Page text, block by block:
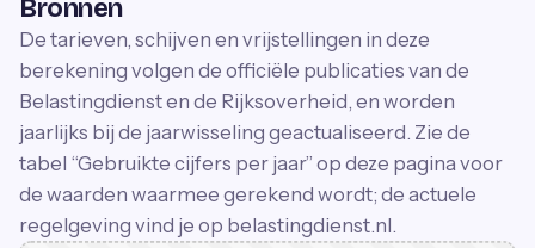
Bronnen
De tarieven, schijven en vrijstellingen in deze
berekening volgen de officiële publicaties van de
Belastingdienst en de Rijksoverheid, en worden
jaarlijks bij de jaarwisseling geactualiseerd. Zie de
tabel “Gebruikte cijfers per jaar” op deze pagina voor
de waarden waarmee gerekend wordt; de actuele
regelgeving vind je op belastingdienst.nl.